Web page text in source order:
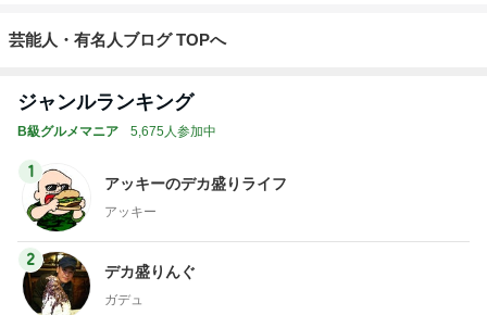
芸能人・有名人ブログ TOPへ
ジャンルランキング
B級グルメマニア 5,675人参加中
1
アッキーのデカ盛りライフ
アッキー
2
デカ盛りんぐ
ガデュ